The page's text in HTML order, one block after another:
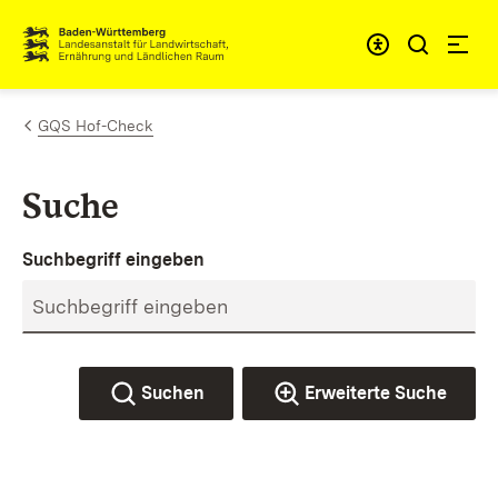
Zum Inhalt springen
Link zur Startseite
GQS Hof-Check
Suche
Suchbegriff eingeben
Suchen Erweiterte Suche